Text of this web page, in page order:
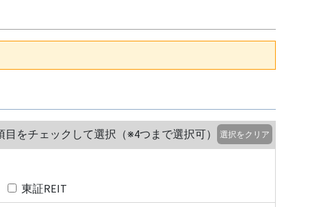
目をチェックして選択（※4つまで選択可） 選択をクリア
東証REIT